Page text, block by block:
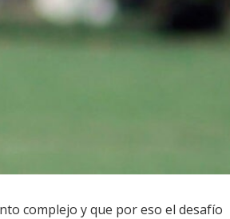
complejo y que por eso el desafío